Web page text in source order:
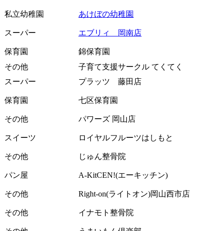
私立幼稚園 あけぼの幼稚園
スーパー エブリィ 岡南店
保育園
錦保育園
その他
子育て支援サークル てくてく
スーパー
プラッツ 藤田店
保育園 七区保育園
その他 パワーズ 岡山店
スイーツ ロイヤルフルーツはしもと
その他 じゅん整骨院
パン屋 A-KitCEN!(エーキッチン)
その他 Right-on(ライトオン)岡山西市店
その他 イナモト整骨院